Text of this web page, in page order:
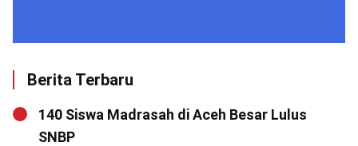
Berita Terbaru
140 Siswa Madrasah di Aceh Besar Lulus
SNBP